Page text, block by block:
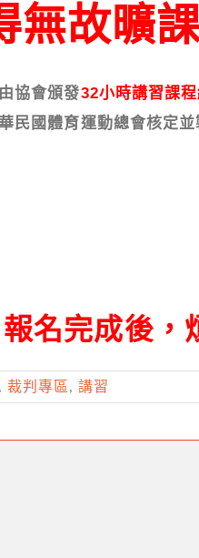
無故曠
協會頒發32小時講習課
民國體育運動總會核定並
名完成後，
, 裁判專區 ,講習